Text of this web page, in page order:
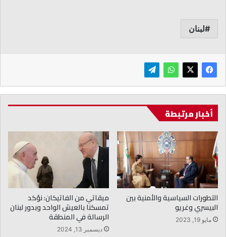
لبنان
أخبار مرتبطة
التطورات السياسية والأمنية بين
البيسري وغريو
مايو 19, 2023
ميقاتي من الفاتيكان: نؤكد
تمسكنا بالعيش الواحد وبدور لبنان
الرسالة في المنطقة
ديسمبر 13, 2024